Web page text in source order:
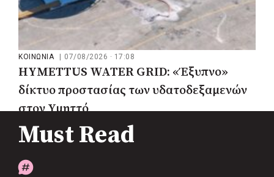
ΚΟΙΝΩΝΙΑ | 07/08/2026 · 17:08
HYMETTUS WATER GRID: «Έξυπνο»
δίκτυο προστασίας των υδατοδεξαμενών
στον Υμηττό
Must Read